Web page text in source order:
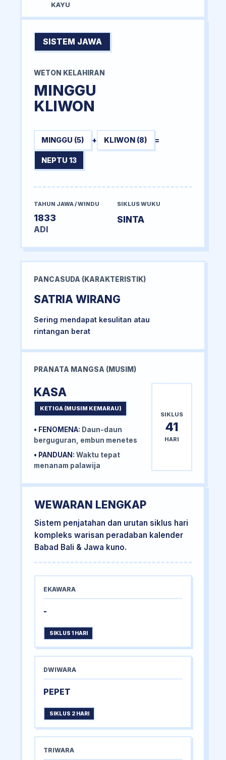
KAYU
SISTEM JAWA
WETON KELAHIRAN
MINGGU
KLIWON
MINGGU (5) + KLIWON (8) =
NEPTU 13
TAHUN JAWA / WINDU
1833
ADI
SIKLUS WUKU
SINTA
PANCASUDA (KARAKTERISTIK)
SATRIA WIRANG
Sering mendapat kesulitan atau
rintangan berat
PRANATA MANGSA (MUSIM)
KASA
KETIGA (MUSIM KEMARAU)
• FENOMENA: Daun-daun
berguguran, embun menetes
• PANDUAN: Waktu tepat
menanam palawija
SIKLUS
41
HARI
WEWARAN LENGKAP
Sistem penjatahan dan urutan siklus hari
kompleks warisan peradaban kalender
Babad Bali & Jawa kuno.
EKAWARA
-
SIKLUS 1 HARI
DWIWARA
PEPET
SIKLUS 2 HARI
TRIWARA